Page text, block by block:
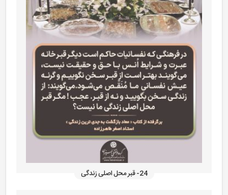
24- قبر محل اصلی زندگی